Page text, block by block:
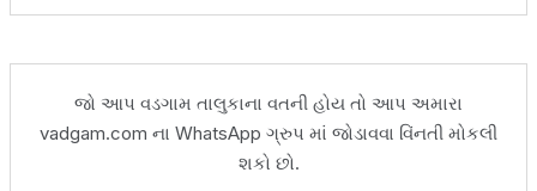
જો આપ વડગામ તાલુકાના વતની હોય તો આપ અમારા
vadgam.com ના WhatsApp ગ્રુપ માં જોડાવવા વિંનતી મોકલી
શકો છો.